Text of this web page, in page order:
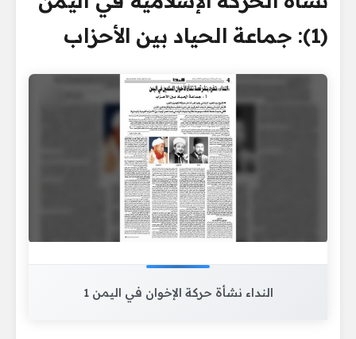
(1): جماعة الحياد بين الأحزاب
النداء نشأة حركة الإخوان في اليمن 1